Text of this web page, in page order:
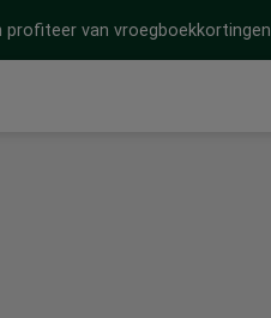
profiteer van vroegboekkortingen